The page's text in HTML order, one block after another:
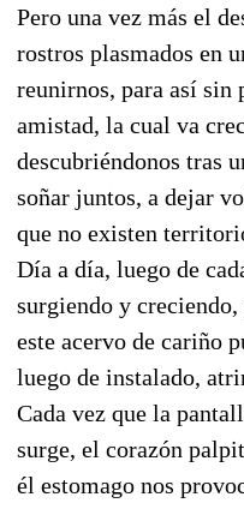
Pero una vez más el
rostros plasmados en
reunirnos, para así sin
amistad, la cual va
descubriéndonos tras
soñar juntos, a dejar
que no existen
Día a día, luego de
surgiendo y
este acervo de cariño
luego de instalado,
Cada vez que la
surge, el corazón
él estomago nos